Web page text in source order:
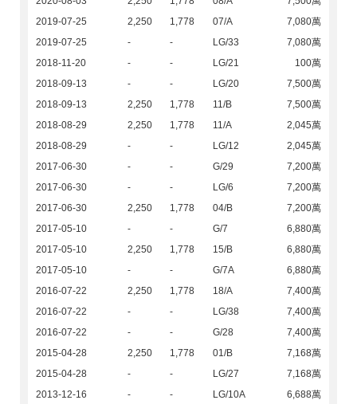
2019-07-25
2,250 1,778 07/A
7,080萬
2019-07-25
- - LG/33
7,080萬
2018-11-20
- - LG/21
100萬
2018-09-13
- - LG/20
7,500萬
2018-09-13
2,250 1,778 11/B
7,500萬
2018-08-29
2,250 1,778 11/A
2,045萬
2018-08-29
- - LG/12
2,045萬
2017-06-30
- - G/29
7,200萬
2017-06-30
- - LG/6
7,200萬
2017-06-30
2,250 1,778 04/B
7,200萬
2017-05-10
- - G/7
6,880萬
2017-05-10
2,250 1,778 15/B
6,880萬
2017-05-10
- - G/7A
6,880萬
2016-07-22
2,250 1,778 18/A
7,400萬
2016-07-22
- - LG/38
7,400萬
2016-07-22
- - G/28
7,400萬
2015-04-28
2,250 1,778 01/B
7,168萬
2015-04-28
- - LG/27
7,168萬
2013-12-16
- - LG/10A
6,688萬